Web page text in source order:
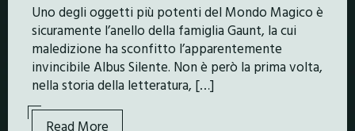
Uno degli oggetti più potenti del Mondo Magico è
sicuramente l’anello della famiglia Gaunt, la cui
maledizione ha sconfitto l’apparentemente
invincibile Albus Silente. Non è però la prima volta,
nella storia della letteratura, […]
Read More